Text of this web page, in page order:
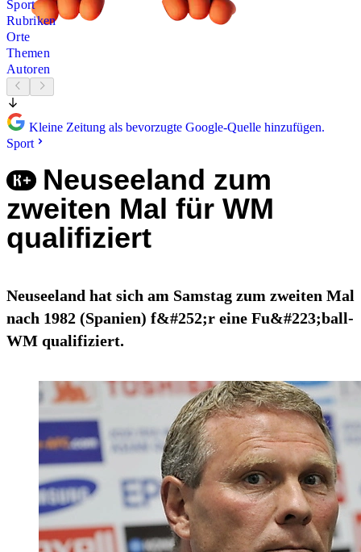
Sport
Rubriken
Orte
Themen
Autoren
Kleine Zeitung als bevorzugte Google-Quelle hinzufügen.
Sport
Neuseeland zum
zweiten Mal für WM
qualifiziert
Neuseeland hat sich am Samstag zum zweiten Mal
nach 1982 (Spanien) f&#252;r eine Fu&#223;ball-
WM qualifiziert.